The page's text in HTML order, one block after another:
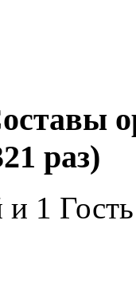
раз)
и 1